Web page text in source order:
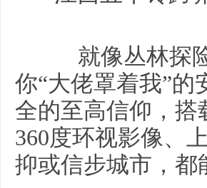
就像丛林探险
你“大佬罩着我”
全的至高信仰，搭
360度环视影像、
抑或信步城市，都